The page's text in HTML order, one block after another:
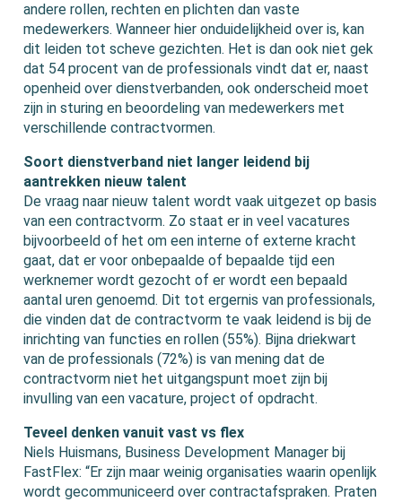
andere rollen, rechten en plichten dan vaste
medewerkers. Wanneer hier onduidelijkheid over is, kan
dit leiden tot scheve gezichten. Het is dan ook niet gek
dat 54 procent van de professionals vindt dat er, naast
openheid over dienstverbanden, ook onderscheid moet
zijn in sturing en beoordeling van medewerkers met
verschillende contractvormen.
Soort dienstverband niet langer leidend bij
aantrekken nieuw talent
De vraag naar nieuw talent wordt vaak uitgezet op basis
van een contractvorm. Zo staat er in veel vacatures
bijvoorbeeld of het om een interne of externe kracht
gaat, dat er voor onbepaalde of bepaalde tijd een
werknemer wordt gezocht of er wordt een bepaald
aantal uren genoemd. Dit tot ergernis van professionals,
die vinden dat de contractvorm te vaak leidend is bij de
inrichting van functies en rollen (55%). Bijna driekwart
van de professionals (72%) is van mening dat de
contractvorm niet het uitgangspunt moet zijn bij
invulling van een vacature, project of opdracht.
Teveel denken vanuit vast vs flex
Niels Huismans, Business Development Manager bij
FastFlex: “Er zijn maar weinig organisaties waarin openlijk
wordt gecommuniceerd over contractafspraken. Praten